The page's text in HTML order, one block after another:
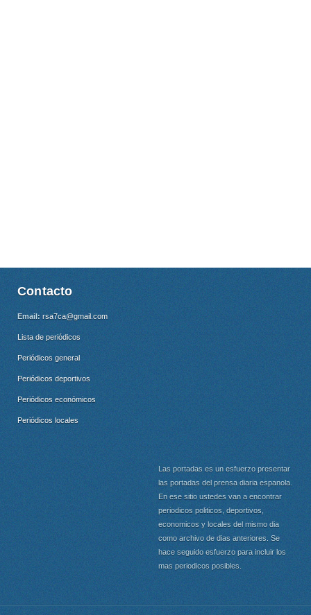
Contacto
Email: rsa7ca@gmail.com
Lista de periódicos
Periódicos general
Periódicos deportivos
Periódicos económicos
Periódicos locales
Las portadas es un esfuerzo presentar
las portadas del prensa diaria espanola.
En ese sitio ustedes van a encontrar
periodicos politicos, deportivos,
economicos y locales del mismo dia
como archivo de dias anteriores. Se
hace seguido esfuerzo para incluir los
mas periodicos posibles.